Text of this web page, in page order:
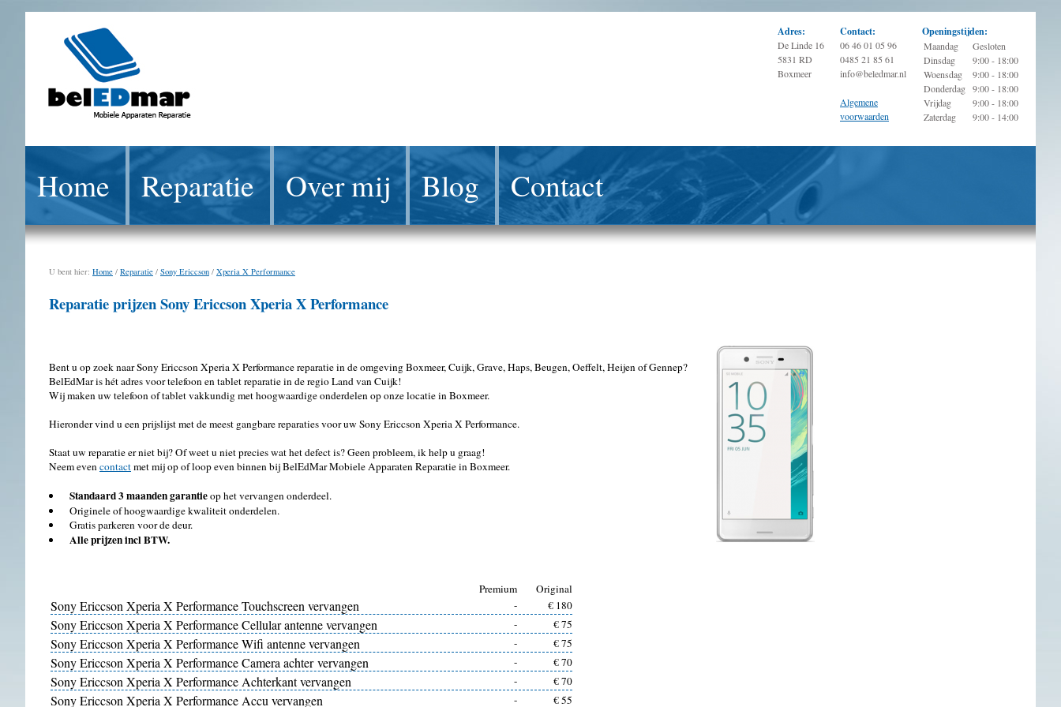
Openingstijden:
Maandag
Gesloten
Dinsdag
9:00 - 18:00
Woensdag
9:00 - 18:00
Donderdag 9:00 - 18:00
Vrijdag
9:00 - 18:00
Zaterdag
9:00 - 14:00
Contact:
06 46 01 05 96
0485 21 85 61
info@beledmar.nl
Algemene
voorwaarden
Adres:
De Linde 16
5831 RD
Boxmeer
Home Reparatie Over mij Blog Contact
U bent hier: Home / Reparatie / Sony Ericcson / Xperia X Performance
Reparatie prijzen Sony Ericcson Xperia X Performance
Bent u op zoek naar Sony Ericcson Xperia X Performance reparatie in de omgeving Boxmeer, Cuijk, Grave, Haps, Beugen, Oeffelt, Heijen of Gennep?
BelEdMar is hét adres voor telefoon en tablet reparatie in de regio Land van Cuijk!
Wij maken uw telefoon of tablet vakkundig met hoogwaardige onderdelen op onze locatie in Boxmeer.
Hieronder vind u een prijslijst met de meest gangbare reparaties voor uw Sony Ericcson Xperia X Performance.
Staat uw reparatie er niet bij? Of weet u niet precies wat het defect is? Geen probleem, ik help u graag!
Neem evencontactmet mij op of loop even binnen bij BelEdMar Mobiele Apparaten Reparatie in Boxmeer.
Standaard 3 maanden garantieop het vervangen onderdeel.
Originele of hoogwaardige kwaliteit onderdelen.
Gratis parkeren voor de deur.
Alle prijzen incl BTW.
Premium Original
Sony Ericcson Xperia X Performance Touchscreen vervangen - € 180
Sony Ericcson Xperia X Performance Cellular antenne vervangen - € 75
Sony Ericcson Xperia X Performance Wifi antenne vervangen - € 75
Sony Ericcson Xperia X Performance Camera achter vervangen - € 70
Sony Ericcson Xperia X Performance Achterkant vervangen - € 70
Sony Ericcson Xperia X Performance Accu vervangen - € 55